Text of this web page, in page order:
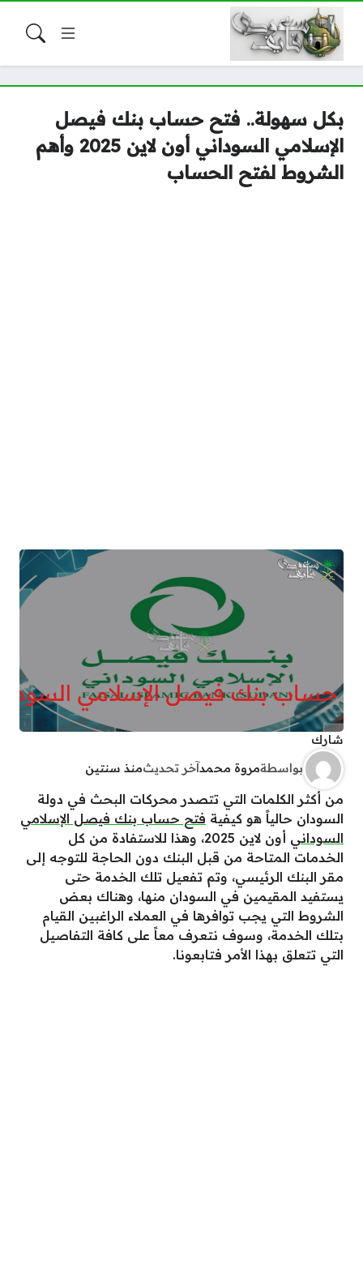
بكل سهولة.. فتح حساب بنك فيصل
الإسلامي السوداني أون لاين 2025 وأهم
الشروط لفتح الحساب
شارك
بواسطةمروة محمدآخر تحديثمنذ سنتين
من أكثر الكلمات التي تتصدر محركات البحث في دولة
السودان حالياً هو كيفية فتح حساب بنك فيصل الإسلامي
السوداني
أون لاين 2025، وهذا للاستفادة من كل
الخدمات المتاحة من قبل البنك دون الحاجة للتوجه إلى
مقر البنك الرئيسي، وتم تفعيل تلك الخدمة حتى
يستفيد المقيمين في السودان منها، وهناك بعض
الشروط التي يجب توافرها في العملاء الراغبين القيام
بتلك الخدمة، وسوف نتعرف معاً على كافة التفاصيل
التي تتعلق بهذا الأمر فتابعونا.